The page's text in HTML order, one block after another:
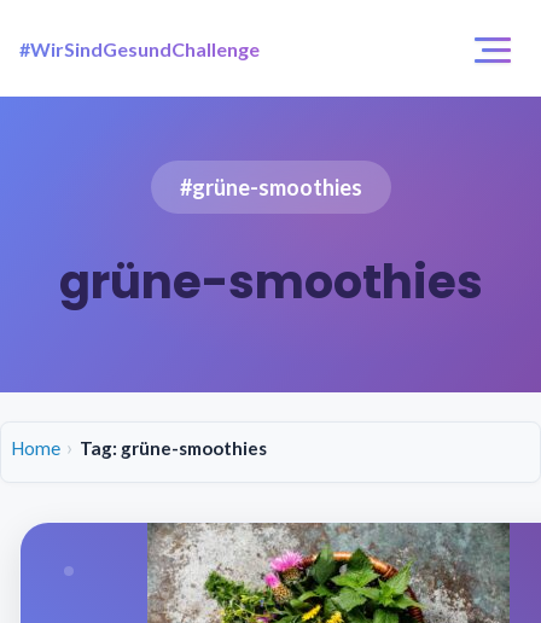
#WirSindGesundChallenge
Login / Registrierung
#grüne-smoothies
grüne-smoothies
Home Tag: grüne-smoothies